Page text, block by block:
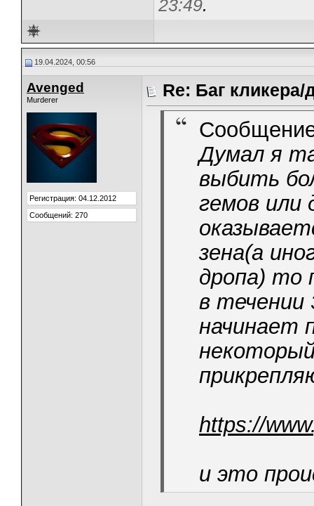
23:49.
19.04.2024, 00:56
Avenged
Murderer
Регистрация: 04.12.2012
Сообщений: 270
Re: Баг кликера/
Думал я
выбить
гемов или
зена(а
дропа) то
в течении
начинает
https://
и это